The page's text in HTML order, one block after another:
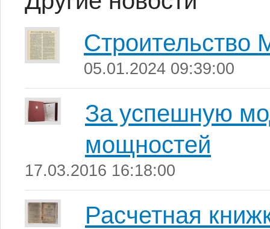
Строительство
05.01.2024 09:39:00
За успешную
мощностей
17.03.2016 16:18:00
Расчетная